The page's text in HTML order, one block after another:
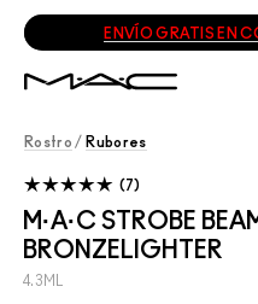
ENVÍO GRATIS EN
Rostro / Rubores
M·A·C STROBE
BRONZELIGHTER
4.3ML
7